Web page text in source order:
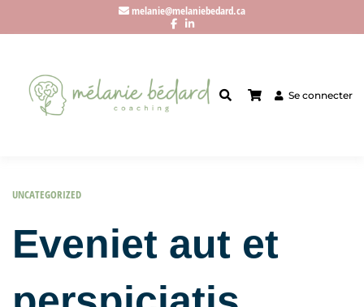
melanie@melaniebedard.ca
Se connecter
UNCATEGORIZED
Eveniet aut et